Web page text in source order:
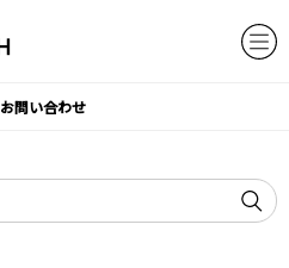
お問い合わせ